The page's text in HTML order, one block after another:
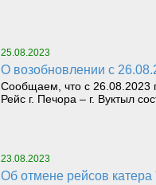
25.08.2023
О возобновлении с
Сообщаем, что с 26.08.2023
Рейс г. Печора – г. Вуктыл
23.08.2023
Об отмене рейсов